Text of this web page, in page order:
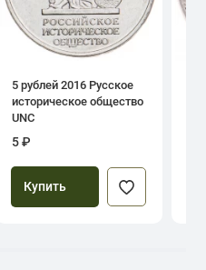
5 рублей 2016 Русское
историческое общество
UNC
5 ₽
Купить